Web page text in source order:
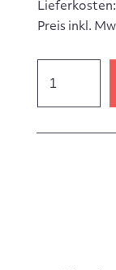
Lieferkosten:
Preis inkl.